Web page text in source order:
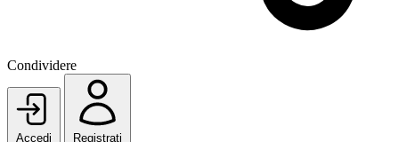
Condividere
Accedi Registrati